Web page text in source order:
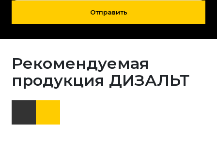
Отправить
Рекомендуемая
продукция ДИЗАЛЬТ